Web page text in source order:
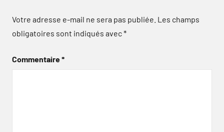
Votre adresse e-mail ne sera pas publiée. Les champs
obligatoires sont indiqués avec*
Commentaire*